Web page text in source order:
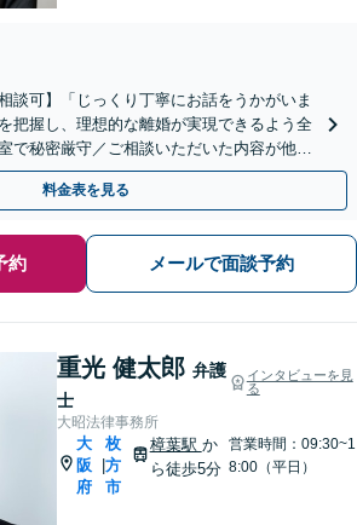
談可】「じっくり丁寧にお話をうかがいま
把握し、理想的な離婚が実現できるよう全
で秘密厳守／ご相談いただいた内容が他人
ん」【休日・夜間相談可】
料金表を見る
約 メールで面談予約
重光 健太郎 弁護
士
インタビューを見
る
大昭法律事務所
大
阪
府
枚
方
市
樟葉駅 か
ら徒歩5分
営業時間：09:30~1
8:00（平日）